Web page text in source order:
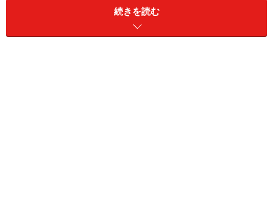
11位：てんびん座／天秤座（9月23日～10
続きを読む